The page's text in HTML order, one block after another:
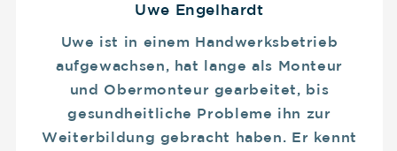
Uwe Engelhardt
Uwe ist in einem Handwerksbetrieb
aufgewachsen, hat lange als Monteur
und Obermonteur gearbeitet, bis
gesundheitliche Probleme ihn zur
Weiterbildung gebracht haben. Er kennt